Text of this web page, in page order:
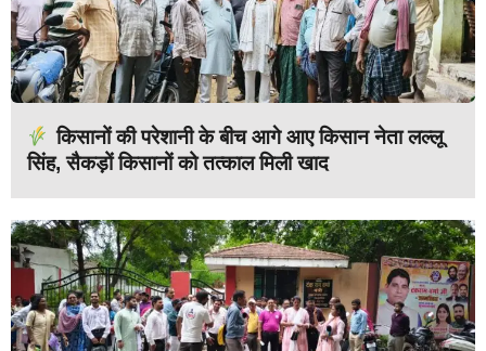
किसानों की परेशानी के बीच आगे आए किसान नेता लल्लू
सिंह, सैकड़ों किसानों को तत्काल मिली खाद